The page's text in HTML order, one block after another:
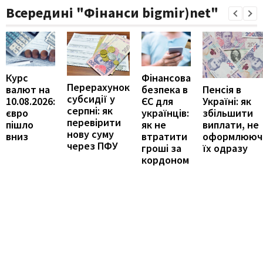
Всередині "Фінанси bigmir)net"
Курс
валют на
10.08.2026:
євро
пішло
вниз
Перерахунок
субсидії у
серпні: як
перевірити
нову суму
через ПФУ
Фінансова
безпека в
ЄС для
українців:
як не
втратити
гроші за
кордоном
Пенсія в
Україні: як
збільшити
виплати, не
їх одразу